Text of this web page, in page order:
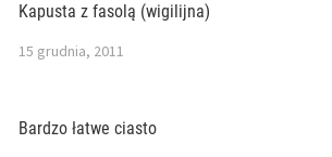
Kapusta z fasolą (wigilijna)
15 grudnia, 2011
Bardzo łatwe ciasto